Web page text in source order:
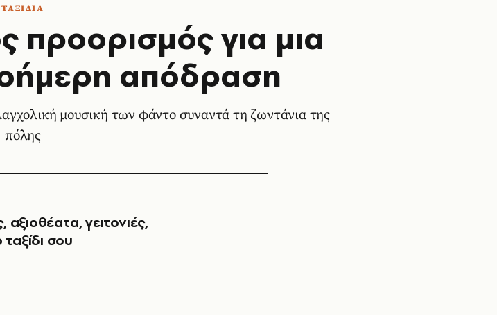
ΤΑΞΙΔΙΑ
προορισμός για μια
απόδραση
μουσική των φάντο συναντά τη ζωντάνια της
πόλης
αξιοθέατα, γειτονιές,
σου